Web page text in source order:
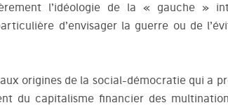
l’idéologie de la « gauche »
d’envisager la guerre ou de
origines de la social-démocratie qui a
du capitalisme financier des